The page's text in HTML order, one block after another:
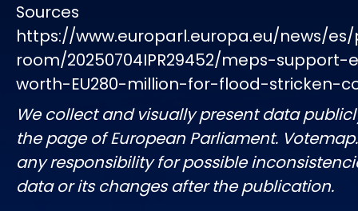
Sources
https://www.europarl.europa.eu/news/
room/20250704IPR29452/meps-
worth-EU280-million-for-flood-stricken-
We collect and visually present data
the page of European Parliament.
any responsibility for possible
data or its changes after the publication.